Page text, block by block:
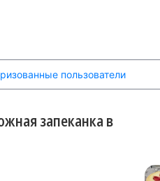
пользователи
запеканка в